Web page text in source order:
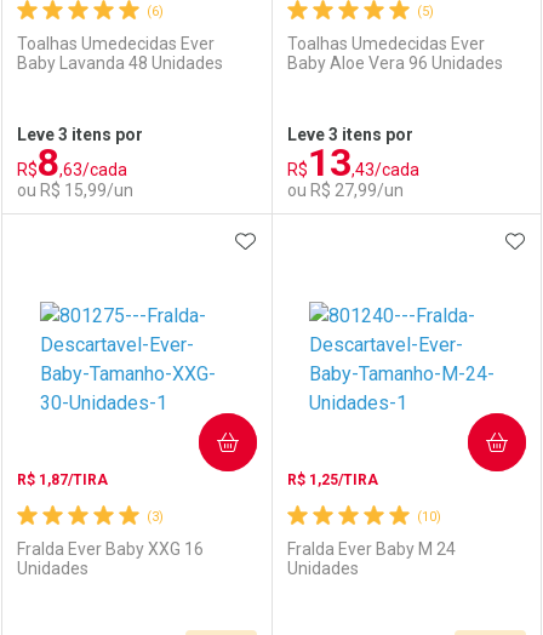
Comprar sem Desconto
Por R$ 51,59/cada
Comprar sem Desconto
Por R$ 51,59/cada
Comprar sem Desconto
Por R$ 51,59/cada
Comprar sem Desconto
Por R$ 51,59/cada
(6)
Toalhas Umedecidas Ever
Baby Lavanda 48 Unidades
Leve 3 itens por
R$8,63/cada
ou R$ 15,99/un
Laboratório
Por Menos
(5)
Toalhas Umedecidas Ever
Baby Aloe Vera 96 Unidades
Leve 3 itens por
R$13,43/cada
ou R$ 27,99/un
Laboratório
Por Menos
(3)
R$ 1,87/TIRA
Fralda Ever Baby XXG 16
Unidades
ADICIONAR AOS FAVORITOS
COMPRAR
(10)
R$ 1,25/TIRA
Fralda Ever Baby M 24
Unidades
COMPRAR